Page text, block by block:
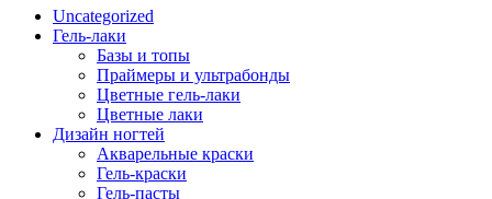
Uncategorized
Гель-лаки
Базы и топы
Праймеры и ультрабонды
Цветные гель-лаки
Цветные лаки
Дизайн ногтей
Акварельные краски
Гель-краски
Гель-пасты